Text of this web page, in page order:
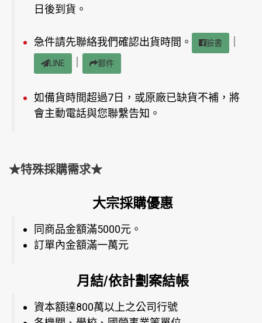
日後到貨。
急件請先聯絡我們確認出貨時間。 臉書
LINE 郵件
如備貨時間超過7日，或原廠已缺貨不補，將
會主動電話與您聯繫告知。
★特殊採購需求★
大宗採購優惠
同商品金額滿5000元。
訂單內金額滿一萬元
月結/依計劃案結帳
資本額達800萬以上之公司行號